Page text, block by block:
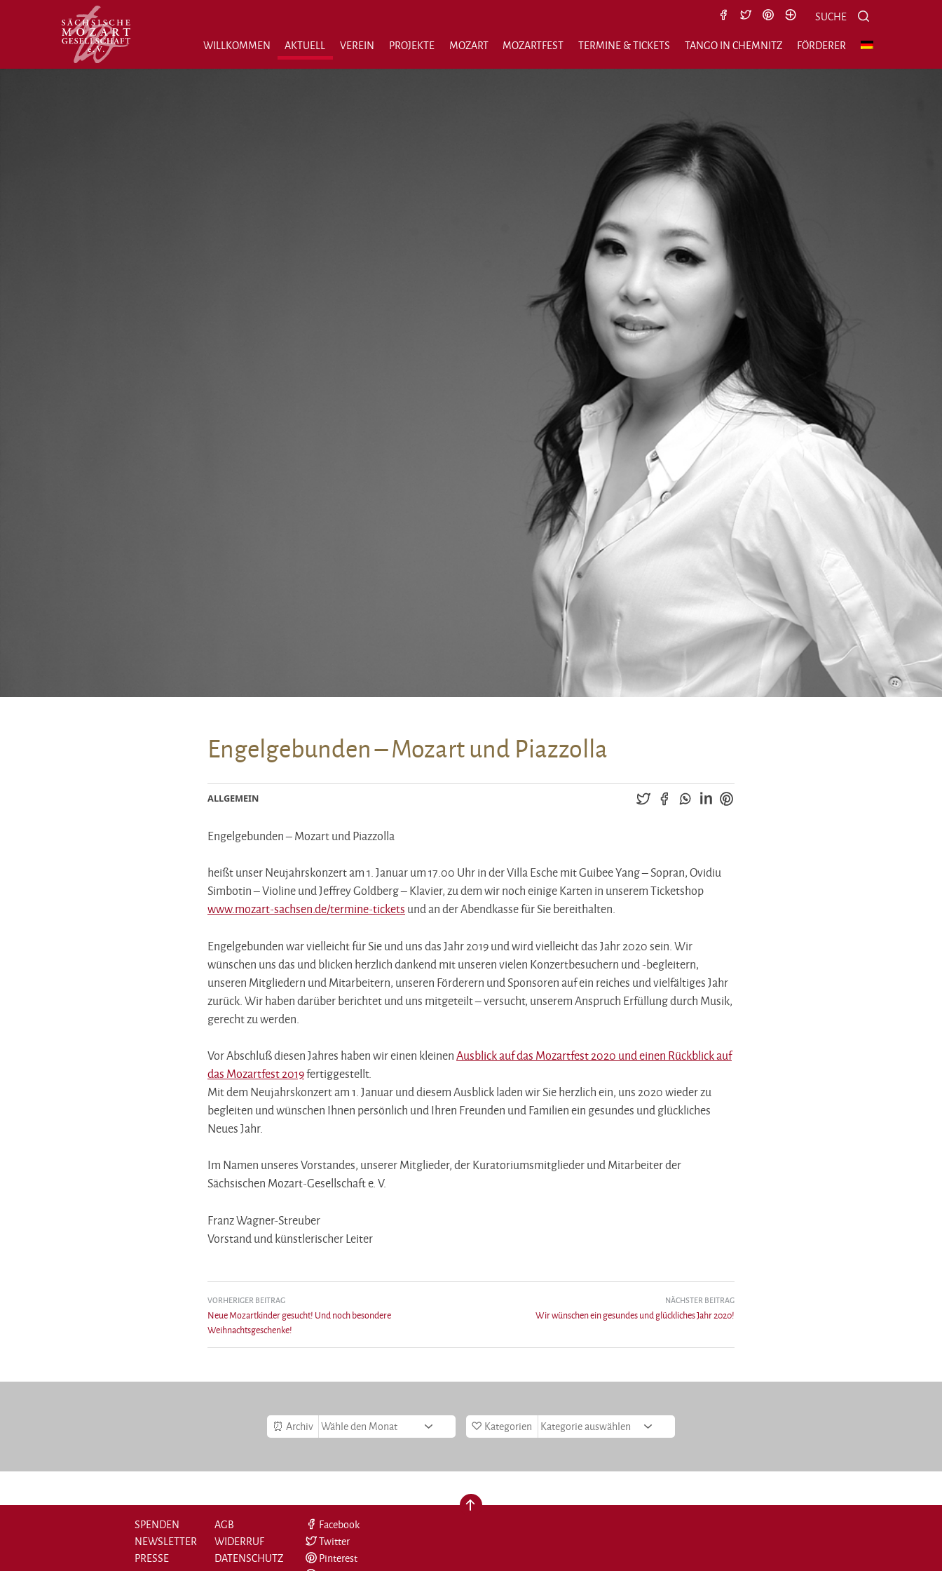
SUCHE
WILLKOMMEN
AKTUELL VEREIN PROJEKTE MOZART MOZARTFEST TERMINE & TICKETS TANGO IN CHEMNITZ FÖRDERER
Engelgebunden – Mozart und Piazzolla
ALLGEMEIN
Engelgebunden – Mozart und Piazzolla
heißt unser Neujahrskonzert am 1. Januar um 17.00 Uhr in der Villa Esche mit Guibee Yang – Sopran, Ovidiu
Simbotin – Violine und Jeffrey Goldberg – Klavier, zu dem wir noch einige Karten in unserem Ticketshop
www.mozart-sachsen.de/termine-tickets und an der Abendkasse für Sie bereithalten.
Engelgebunden war vielleicht für Sie und uns das Jahr 2019 und wird vielleicht das Jahr 2020 sein. Wir
wünschen uns das und blicken herzlich dankend mit unseren vielen Konzertbesuchern und -begleitern,
unseren Mitgliedern und Mitarbeitern, unseren Förderern und Sponsoren auf ein reiches und vielfältiges Jahr
zurück. Wir haben darüber berichtet und uns mitgeteilt – versucht, unserem Anspruch Erfüllung durch Musik,
gerecht zu werden.
Vor Abschluß diesen Jahres haben wir einen kleinenAusblick auf das Mozartfest 2020 und einen Rückblick auf
das Mozartfest 2019fertiggestellt.
Mit dem Neujahrskonzert am 1. Januar und diesem Ausblick laden wir Sie herzlich ein, uns 2020 wieder zu
begleiten und wünschen Ihnen persönlich und Ihren Freunden und Familien ein gesundes und glückliches
Neues Jahr.
Im Namen unseres Vorstandes, unserer Mitglieder, der Kuratoriumsmitglieder und Mitarbeiter der
Sächsischen Mozart-Gesellschaft e. V.
Franz Wagner-Streuber
Vorstand und künstlerischer Leiter
VORHERIGER BEITRAG
Neue Mozartkinder gesucht! Und noch besondere
Weihnachtsgeschenke!
NÄCHSTER BEITRAG
Wir wünschen ein gesundes und glückliches Jahr 2020!
Archiv Kategorien
nach oben
SPENDEN
NEWSLETTER
PRESSE
AGB
WIDERRUF
DATENSCHUTZ
Facebook
Twitter
Pinterest